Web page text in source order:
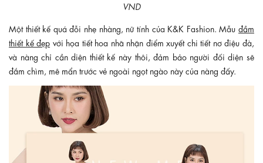
VND
Một thiết kế quá đỗi nhẹ nhàng, nữ tính của K&K Fashion. Mẫu đầm
thiết kế đẹp với họa tiết hoa nhã nhặn điểm xuyết chi tiết nơ điệu đà,
và nàng chỉ cần diện thiết kế này thôi, đảm bảo người đối diện sẽ
đắm chìm, mê mẩn trước vẻ ngoài ngọt ngào này của nàng đấy.